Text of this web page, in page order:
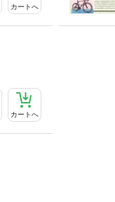
カートへ
カートへ